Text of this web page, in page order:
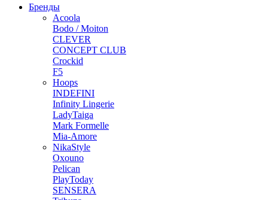
Бренды
Acoola
Bodo / Moiton
CLEVER
CONCEPT CLUB
Crockid
F5
Hoops
INDEFINI
Infinity Lingerie
LadyTaiga
Mark Formelle
Mia-Amore
NikaStyle
Oxouno
Pelican
PlayToday
SENSERA